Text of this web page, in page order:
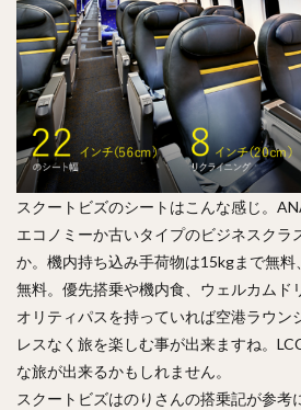
スクートビズのシートはこんな感じ。
エコノミーか古いタイプのビジネスクラ
か。機内持ち込み手荷物は15kgまで無
無料。優先搭乗や機内食、ウェルカムド
オリティパスを持っていれば空港ラウン
レスなく旅を楽しむ事が出来ますね。
な旅が出来るかもしれません。
スクートビズはのりさんの搭乗記が参考